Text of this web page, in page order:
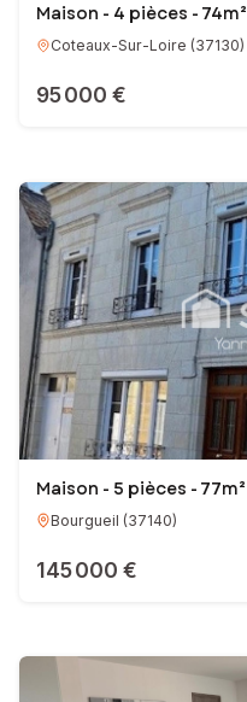
Maison - 4 pièces - 74m²
Coteaux-Sur-Loire (37130)
95 000 €
Maison - 5 pièces - 77m²
Bourgueil (37140)
145 000 €